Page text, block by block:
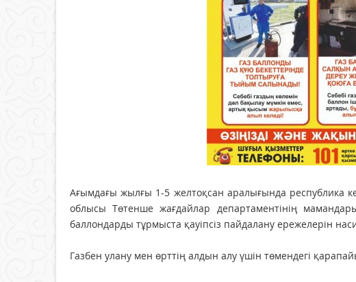
Ағымдағы жылғы 1-5 желтоқсан аралығында республика
облысы Төтенше жағдайлар департаментінің
баллондарды тұрмыста қауіпсіз пайдалану ережелерін
Газбен улану мен өрттің алдын алу үшін төмендегі